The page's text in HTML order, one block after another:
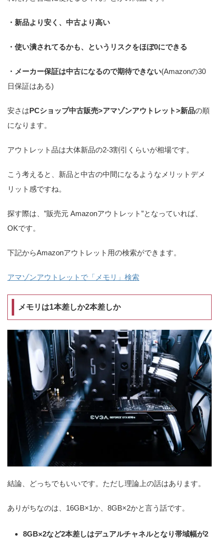
・新品より安く、中古より高い
・使い潰されてるかも、というリスクをほぼ0にできる
・メーカー保証は中古になるので期待できない(Amazonの30
日保証はある)
安さはPCショップ中古販売>アマゾンアウトレット>新品の順
になります。
アウトレット品は大体新品の2-3割引くらいが相場です。
こう考えると、新品と中古の中間になるようなメリットデメ
リット感ですね。
探す際は、”販売元 Amazonアウトレット”となっていれば、
OKです。
下記からAmazonアウトレット用の検索ができます。
アマゾンアウトレットで「メモリ」検索
メモリは1本差しか2本差しか
結論、どっちでもいいです。ただし理論上の話はあります。
ありがちなのは、16GB×1か、8GB×2かと言う話です。
8GB×2など2本差しはデュアルチャネルとなり帯域幅が2